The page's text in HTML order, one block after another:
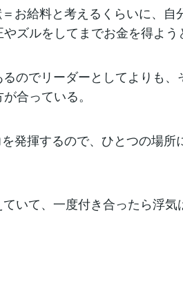
お給料と考えるくらいに、自
ズルをしてまでお金を得よう
のでリーダーとしてよりも、
合っている。
発揮するので、ひとつの場所
いて、一度付き合ったら浮気